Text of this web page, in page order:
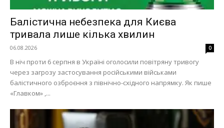
Балістична небезпека для Києва
тривала лише кілька хвилин
06.08.2026 0
В ніч проти 6 серпня в Україні оголосили повітряну тривогу
через загрозу застосування російськими військами
балістичного озброєння з північно-східного напрямку. Як пише
«Главком» ,...